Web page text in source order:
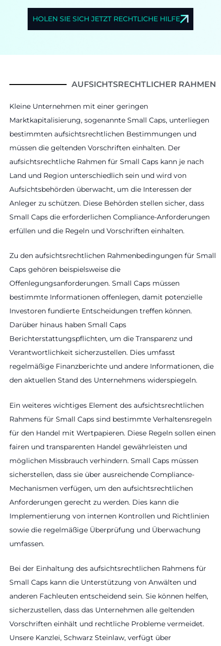
HOLEN SIE SICH JETZT RECHTLICHE HILFE
AUFSICHTSRECHTLICHER RAHMEN
Kleine Unternehmen mit einer geringen
Marktkapitalisierung, sogenannte Small Caps, unterliegen
bestimmten aufsichtsrechtlichen Bestimmungen und
müssen die geltenden Vorschriften einhalten. Der
aufsichtsrechtliche Rahmen für Small Caps kann je nach
Land und Region unterschiedlich sein und wird von
Aufsichtsbehörden überwacht, um die Interessen der
Anleger zu schützen. Diese Behörden stellen sicher, dass
Small Caps die erforderlichen Compliance-Anforderungen
erfüllen und die Regeln und Vorschriften einhalten.
Zu den aufsichtsrechtlichen Rahmenbedingungen für Small
Caps gehören beispielsweise die
Offenlegungsanforderungen. Small Caps müssen
bestimmte Informationen offenlegen, damit potenzielle
Investoren fundierte Entscheidungen treffen können.
Darüber hinaus haben Small Caps
Berichterstattungspflichten, um die Transparenz und
Verantwortlichkeit sicherzustellen. Dies umfasst
regelmäßige Finanzberichte und andere Informationen, die
den aktuellen Stand des Unternehmens widerspiegeln.
Ein weiteres wichtiges Element des aufsichtsrechtlichen
Rahmens für Small Caps sind bestimmte Verhaltensregeln
für den Handel mit Wertpapieren. Diese Regeln sollen einen
fairen und transparenten Handel gewährleisten und
möglichen Missbrauch verhindern. Small Caps müssen
sicherstellen, dass sie über ausreichende Compliance-
Mechanismen verfügen, um den aufsichtsrechtlichen
Anforderungen gerecht zu werden. Dies kann die
Implementierung von internen Kontrollen und Richtlinien
sowie die regelmäßige Überprüfung und Überwachung
umfassen.
Bei der Einhaltung des aufsichtsrechtlichen Rahmens für
Small Caps kann die Unterstützung von Anwälten und
anderen Fachleuten entscheidend sein. Sie können helfen,
sicherzustellen, dass das Unternehmen alle geltenden
Vorschriften einhält und rechtliche Probleme vermeidet.
Unsere Kanzlei, Schwarz Steinlaw, verfügt über